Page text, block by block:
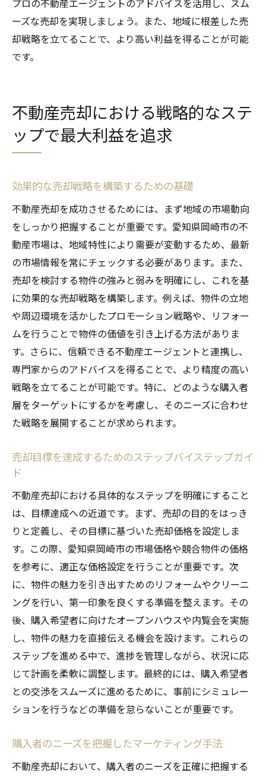
プロの不動産エージェントのアドバイスを活用し、スム
ーズな売却を実現しましょう。また、地域に根差した売
却戦略を立てることで、より高い利益を得ることが可能
です。
不動産売却における戦略的なステ
ップで最大利益を追求
効果的な売却戦略を構築するための基礎
不動産売却を成功させるためには、まず地域の市場動向
をしっかり把握することが重要です。愛知県岡崎市の不
動産市場は、地域特性により需要が変動するため、最新
の市場情報を常にチェックする必要があります。また、
売却を検討する物件の強みと弱みを明確にし、これを基
に効果的な売却戦略を構築します。例えば、物件の立地
や周辺環境を活かしたプロモーション戦略や、リフォー
ムを行うことで物件の価値を引き上げる方法がありま
す。さらに、信頼できる不動産エージェントと連携し、
専門家からのアドバイスを得ることで、より精度の高い
戦略を立てることが可能です。特に、どのような購入者
層をターゲットにするかを考慮し、そのニーズに合わせ
た戦略を展開することが求められます。
売却目標を達成するためのステップバイステップガイ
ド
不動産売却における具体的なステップを明確にすること
は、目標達成への近道です。まず、売却の目的をはっき
りと定義し、その目標に基づいた売却価格を設定しま
す。この際、愛知県岡崎市の市場価格や競合物件の価格
を参考に、適正な価格設定を行うことが重要です。次
に、物件の魅力を引き出すためのリフォームやクリーニ
ングを行い、第一印象を良くする準備を整えます。その
後、購入希望者に向けたオープンハウスや内覧会を実施
し、物件の魅力を直接伝える機会を設けます。これらの
ステップを進める中で、進捗を管理しながら、状況に応
じて計画を柔軟に調整します。最終的には、購入希望者
との交渉をスムーズに進めるために、事前にシミュレー
ションを行うなどの準備を怠らないことが重要です。
購入者のニーズを把握したマーケティング手法
不動産売却において、購入者のニーズを正確に把握する